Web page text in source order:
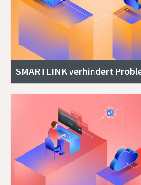
SMARTLINK verhindert